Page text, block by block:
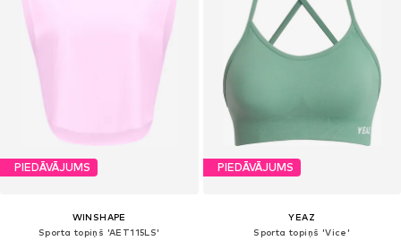
PIEDĀVĀJUMS
WINSHAPE
Sporta topiņš 'AET115LS'
PIEDĀVĀJUMS
YEAZ
Sporta topiņš 'Vice'